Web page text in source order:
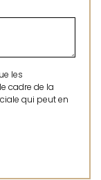
les
cadre de la
qui peut en